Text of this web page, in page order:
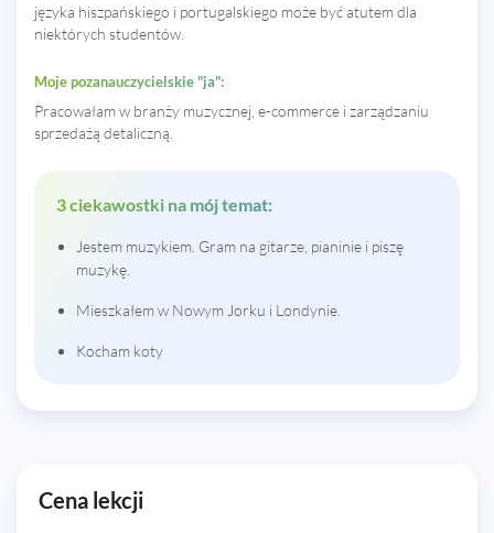
języka hiszpańskiego i portugalskiego może być atutem dla
niektórych studentów.
Moje pozanauczycielskie "ja":
Pracowałam w branży muzycznej, e-commerce i zarządzaniu
sprzedażą detaliczną.
3 ciekawostki na mój temat:
Jestem muzykiem. Gram na gitarze, pianinie i piszę
muzykę.
Mieszkałem w Nowym Jorku i Londynie.
Kocham koty
Cena lekcji